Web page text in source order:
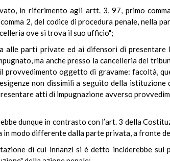
in riferimento agli artt. 3, 97, primo
2, del codice di procedura penale, nella
ove si trova il suo ufficio";
alle parti private ed ai difensori di presentare
ma anche presso la cancelleria del
oggetto di gravame: facoltà,
non dissimili a seguito della
atti di impugnazione avverso
dunque in contrasto con l’art. 3 della
modo differente dalla parte privata, a fronte
di cui innanzi si è detto inciderebbe sul